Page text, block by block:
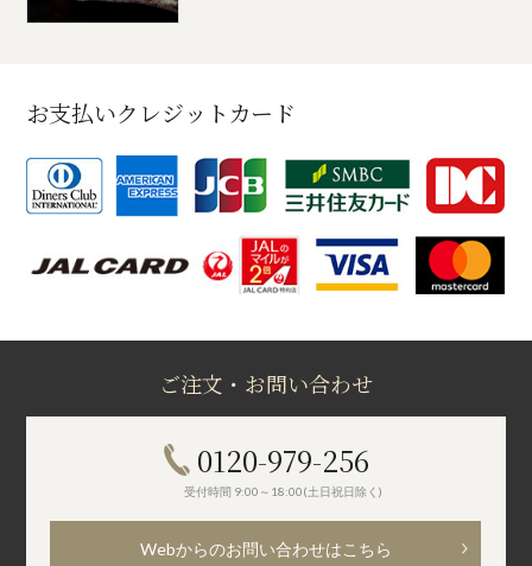
お支払いクレジットカード
ご注文・お問い合わせ
0120-979-256
受付時間 9:00～18:00(土日祝日除く)
Webからのお問い合わせはこちら